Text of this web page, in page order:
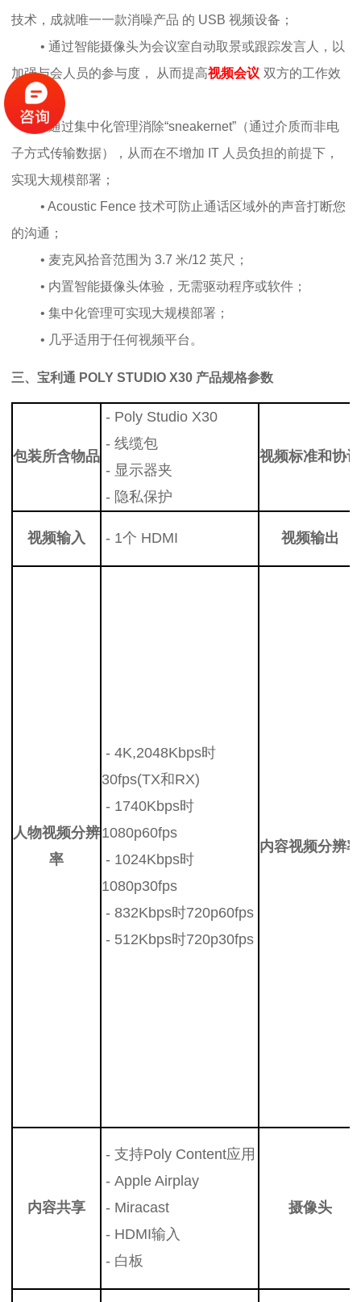
技术，成就唯一一款消噪产品 的 USB 视频设备；
• 通过智能摄像头为会议室自动取景或跟踪发言人，以
加强与会人员的参与度， 从而提高视频会议 双方的工作效
率；
• 通过集中化管理消除“sneakernet”（通过介质而非电
子方式传输数据），从而在不增加 IT 人员负担的前提下，
实现大规模部署；
• Acoustic Fence 技术可防止通话区域外的声音打断您
的沟通；
• 麦克风拾音范围为 3.7 米/12 英尺；
• 内置智能摄像头体验，无需驱动程序或软件；
• 集中化管理可实现大规模部署；
• 几乎适用于任何视频平台。
三、 宝利通 POLY STUDIO X30 产品规格参数
包装所含物品
- Poly Studio X30
- 线缆包
- 显示器夹
- 隐私保护
视频标准和协议
视频输入 - 1个 HDMI 视频输出
人物视频分辨
率
- 4K,2048Kbps时
30fps(TX和RX)
- 1740Kbps时
1080p60fps
- 1024Kbps时
1080p30fps
- 832Kbps时720p60fps
- 512Kbps时720p30fps
内容视频分辨率
内容共享
- 支持Poly Content应用
- Apple Airplay
- Miracast
- HDMI输入
- 白板
摄像头